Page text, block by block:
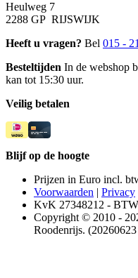
Heulweg 7
2288 GP RIJSWIJK
Heeft u vragen? Bel 015 -
Besteltijden In de webshop
kan tot 15:30 uur.
Veilig betalen
Blijf op de hoogte
Prijzen in Euro incl.
Voorwaarden | Privacy
KvK 27348212 -
Copyright © 2010 -
Roodenrijs.